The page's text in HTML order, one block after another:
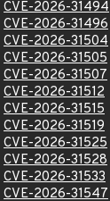
CVE-2026-31494
CVE-2026-31496
CVE-2026-31504
CVE-2026-31505
CVE-2026-31507
CVE-2026-31512
CVE-2026-31515
CVE-2026-31519
CVE-2026-31525
CVE-2026-31528
CVE-2026-31533
CVE-2026-31547